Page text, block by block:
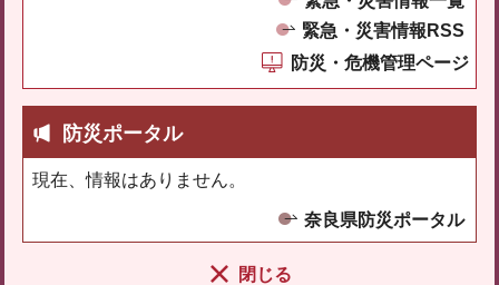
緊急・災害情報RSS
防災・危機管理ページ
防災ポータル
現在、情報はありません。
奈良県防災ポータル
閉じる